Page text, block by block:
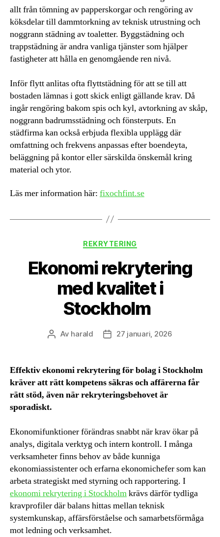
allt från tömning av papperskorgar och rengöring av
köksdelar till dammtorkning av teknisk utrustning och
noggrann städning av toaletter. Byggstädning och
trappstädning är andra vanliga tjänster som hjälper
fastigheter att hålla en genomgående ren nivå.
Inför flytt anlitas ofta flyttstädning för att se till att
bostaden lämnas i gott skick enligt gällande krav. Då
ingår rengöring bakom spis och kyl, avtorkning av skåp,
noggrann badrumsstädning och fönsterputs. En
städfirma kan också erbjuda flexibla upplägg där
omfattning och frekvens anpassas efter boendeyta,
beläggning på kontor eller särskilda önskemål kring
material och ytor.
Läs mer information här: fixochfint.se
Kategorier
REKRYTERING
Ekonomi rekrytering
med kvalitet i
Stockholm
Inläggsförfattare
Av harald Inläggsdatum
27 januari, 2026
Effektiv ekonomi rekrytering för bolag i Stockholm
kräver att rätt kompetens säkras och affärerna får
rätt stöd, även när rekryteringsbehovet är
sporadiskt.
Ekonomifunktioner förändras snabbt när krav ökar på
analys, digitala verktyg och intern kontroll. I många
verksamheter finns behov av både kunniga
ekonomiassistenter och erfarna ekonomichefer som kan
arbeta strategiskt med styrning och rapportering. I
ekonomi rekrytering i Stockholmkrävs därför tydliga
kravprofiler där balans hittas mellan teknisk
systemkunskap, affärsförståelse och samarbetsförmåga
mot ledning och verksamhet.